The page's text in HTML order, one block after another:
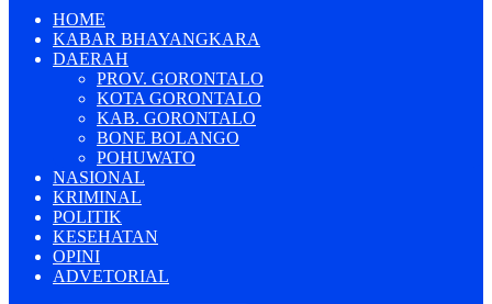
HOME
KABAR BHAYANGKARA
DAERAH
PROV. GORONTALO
KOTA GORONTALO
KAB. GORONTALO
BONE BOLANGO
POHUWATO
NASIONAL
KRIMINAL
POLITIK
KESEHATAN
OPINI
ADVETORIAL